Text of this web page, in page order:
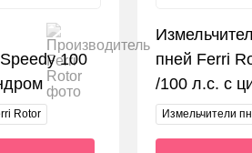
100
Rotor
пней Ferri
/100 л.с. с
Измельчители